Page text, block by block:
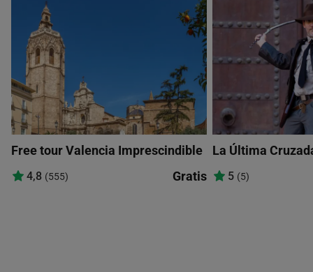
Free tour Valencia Imprescindible
4,8 (555) Gratis
La Última
5 (5)